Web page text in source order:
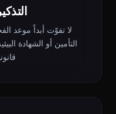
لا تفوّت أبداً موعد
التأمين أو الشهادة